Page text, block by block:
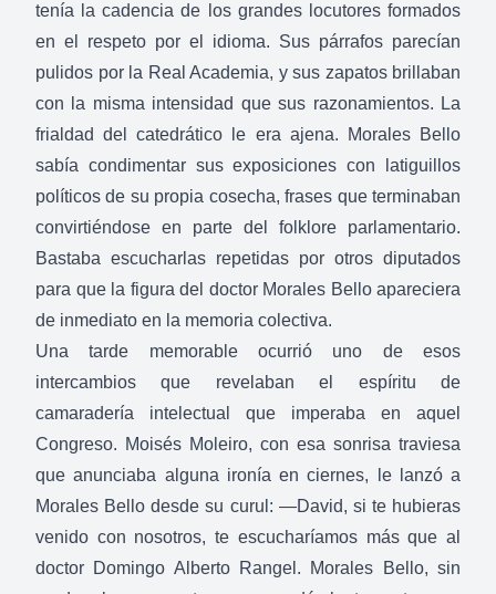
tenía la cadencia de los grandes locutores formados
en el respeto por el idioma. Sus párrafos parecían
pulidos por la Real Academia, y sus zapatos brillaban
con la misma intensidad que sus razonamientos. La
frialdad del catedrático le era ajena. Morales Bello
sabía condimentar sus exposiciones con latiguillos
políticos de su propia cosecha, frases que terminaban
convirtiéndose en parte del folklore parlamentario.
Bastaba escucharlas repetidas por otros diputados
para que la figura del doctor Morales Bello apareciera
de inmediato en la memoria colectiva.
Una tarde memorable ocurrió uno de esos
intercambios que revelaban el espíritu de
camaradería intelectual que imperaba en aquel
Congreso. Moisés Moleiro, con esa sonrisa traviesa
que anunciaba alguna ironía en ciernes, le lanzó a
Morales Bello desde su curul: —David, si te hubieras
venido con nosotros, te escucharíamos más que al
doctor Domingo Alberto Rangel. Morales Bello, sin